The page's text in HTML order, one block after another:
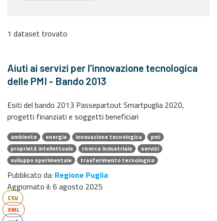
1 dataset trovato
Aiuti ai servizi per l’innovazione tecnologica
delle PMI - Bando 2013
Esiti del bando 2013 Passepartout Smartpuglia 2020,
progetti finanziati e soggetti beneficiari
ambiente energia innovazione tecnologica
pmi
proprietà intellettuale
ricerca industriale
servizi
sviluppo sperimentale
trasferimento tecnologico
Pubblicato da: Regione Puglia
Aggiornato il: 6 agosto 2025
CSV
XML